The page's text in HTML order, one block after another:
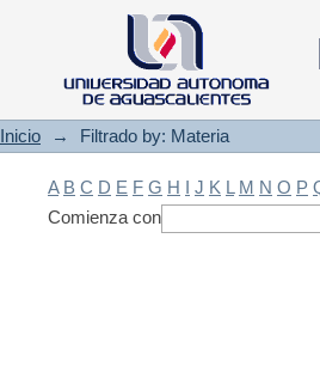
Filtrado by:
Inicio → Filtrado by: Materia
A B C D E F G H I J K L M N O P
Comienza con